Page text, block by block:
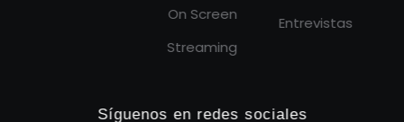
On Screen
Streaming
Entrevistas
Síguenos en redes sociales